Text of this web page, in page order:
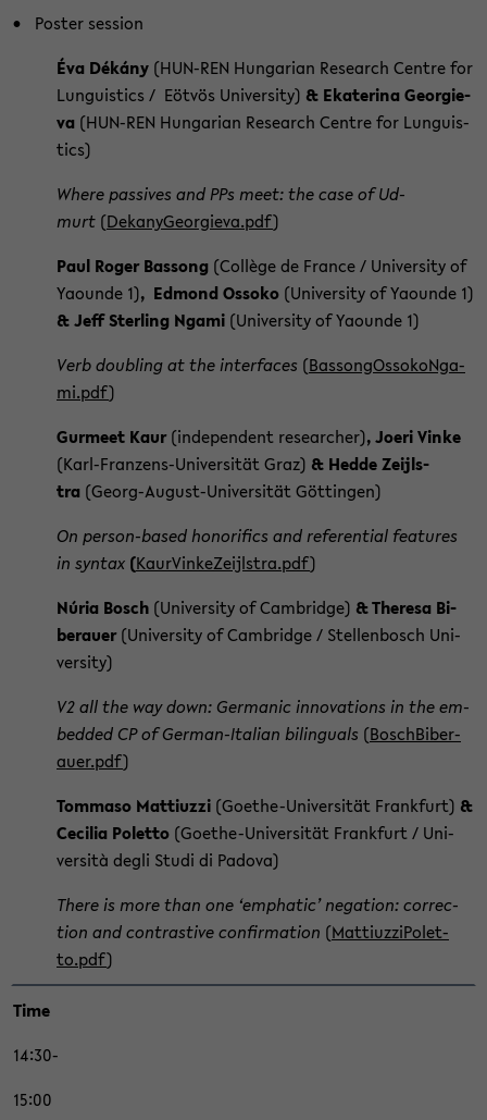
Pos­ter ses­si­on
Éva Dékány (HUN-​REN Hun­ga­ri­an Re­se­arch Cent­re for
Lun­gu­is­tics / Eöt­vös Uni­ver­si­ty) & Eka­te­ri­na Ge­or­gi­e­
va (HUN-​REN Hun­ga­ri­an Re­se­arch Cent­re for Lun­gu­is­
tics)
Where pas­si­ves and PPs meet: the case of Ud­
murt (De­kany­Ge­or­gi­e­va.pdf)
Paul Roger Bas­song (Collège de Fran­ce / Uni­ver­si­ty of
Yaoun­de 1), Ed­mond Os­so­ko (Uni­ver­si­ty of Yaoun­de 1)
& Jeff Ster­ling Ngami (Uni­ver­si­ty of Yaoun­de 1)
Verb doubling at the in­ter­faces (Bas­son­gOs­so­koN­ga­
mi.pdf)
Gur­meet Kaur(in­de­pen­dent re­se­ar­cher), Joeri Vinke
(Karl-​Franzens-Universität Graz) & Hedde Zei­jl­s­
tra (Georg-​August-Universität Göt­tin­gen)
On person-​based ho­no­ri­fics and re­fe­ren­ti­al fea­tures
in syn­tax (KaurVin­ke­Zei­jl­s­tra.pdf)
Núria Bosch (Uni­ver­si­ty of Cam­bridge) & The­re­sa Bi­
ber­au­er(Uni­ver­si­ty of Cam­bridge / Stel­len­bosch Uni­
ver­si­ty)
V2 all the way down: Ger­ma­nic in­no­va­tions in the em­
bed­ded CP of German-​Italian bi­lin­gu­als (Bosch­Bi­ber­
au­er.pdf)
Tom­ma­so Mat­ti­uz­zi (Goethe-​Universität Frank­furt) &
Ce­ci­lia Po­let­to (Goethe-​Universität Frank­furt / Uni­
ver­sità degli Studi di Pa­do­va)
There is more than one ‘em­pha­tic’ ne­ga­ti­on: cor­rec­
tion and con­tras­ti­ve con­fir­ma­ti­on (Mat­ti­uz­zi­Po­let­
to.pdf)
Time
14:30-
15:00